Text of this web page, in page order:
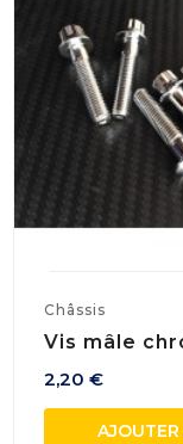
Châssis
Vis mâle
2,20 €